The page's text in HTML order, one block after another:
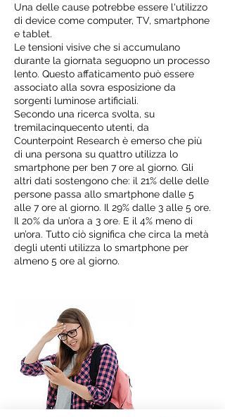
Una delle cause potrebbe essere l'utilizzo
di device come computer, TV, smartphone
e tablet.
Le tensioni visive che si accumulano
durante la giornata seguopno un processo
lento. Questo affaticamento può essere
associato alla sovra esposizione da
sorgenti luminose artificiali.
Secondo una ricerca svolta, su
tremilacinquecento utenti, da
Counterpoint Research è emerso che più
di una persona su quattro utilizza lo
smartphone per ben 7 ore al giorno. Gli
altri dati sostengono che: il 21% delle delle
persone passa allo smartphone dalle 5
alle 7 ore al giorno. Il 29% dalle 3 alle 5 ore.
Il 20% da un’ora a 3 ore. E il 4% meno di
un’ora. Tutto ciò significa che circa la metà
degli utenti utilizza lo smartphone per
almeno 5 ore al giorno.